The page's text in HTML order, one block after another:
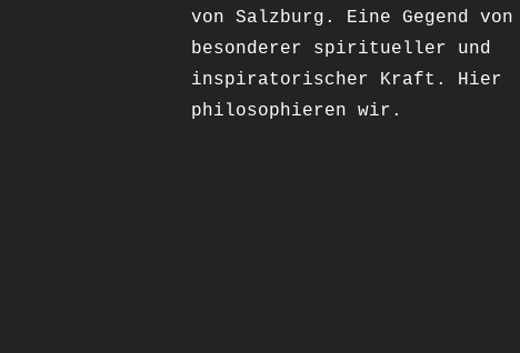
von Salzburg. Eine Gegend von
besonderer spiritueller und
inspiratorischer Kraft. Hier
philosophieren wir.